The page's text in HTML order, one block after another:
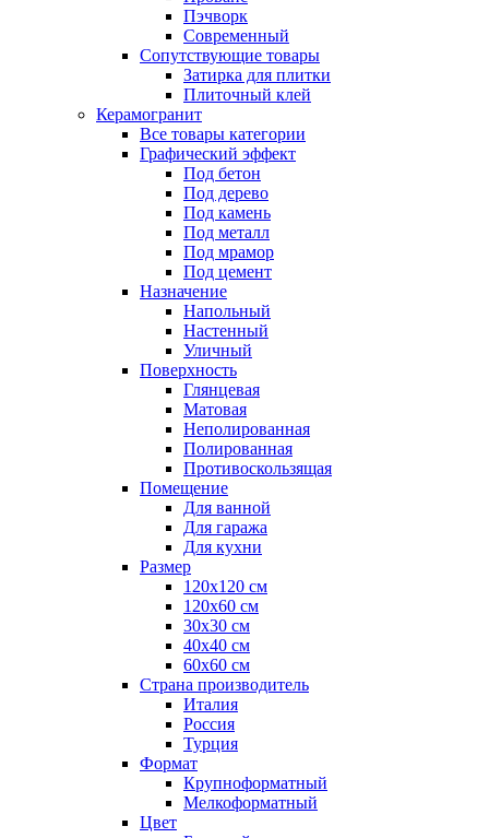
Пэчворк
Современный
Сопутствующие товары
Затирка для плитки
Плиточный клей
Керамогранит
Все товары категории
Графический эффект
Под бетон
Под дерево
Под камень
Под металл
Под мрамор
Под цемент
Назначение
Напольный
Настенный
Уличный
Поверхность
Глянцевая
Матовая
Неполированная
Полированная
Противоскользящая
Помещение
Для ванной
Для гаража
Для кухни
Размер
120x120 см
120x60 см
30x30 см
40x40 см
60x60 см
Страна производитель
Италия
Россия
Турция
Формат
Крупноформатный
Мелкоформатный
Цвет